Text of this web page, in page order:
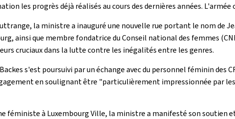
les progrès déjà réalisés au cours des dernières années.
la ministre a inauguré une nouvelle rue portant le nom
ainsi que membre fondatrice du Conseil national des femmes
cruciaux dans la lutte contre les inégalités entre les genres.
s'est poursuivi par un échange avec du personnel féminin
en soulignant être "particulièrement impressionnée par
féministe à Luxembourg Ville, la ministre a manifesté son